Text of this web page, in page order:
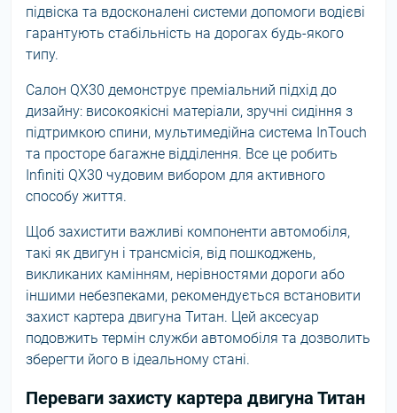
підвіска та вдосконалені системи допомоги водієві
гарантують стабільність на дорогах будь-якого
типу.
Салон QX30 демонструє преміальний підхід до
дизайну: високоякісні матеріали, зручні сидіння з
підтримкою спини, мультимедійна система InTouch
та просторе багажне відділення. Все це робить
Infiniti QX30 чудовим вибором для активного
способу життя.
Щоб захистити важливі компоненти автомобіля,
такі як двигун і трансмісія, від пошкоджень,
викликаних камінням, нерівностями дороги або
іншими небезпеками, рекомендується встановити
захист картера двигуна Титан. Цей аксесуар
подовжить термін служби автомобіля та дозволить
зберегти його в ідеальному стані.
Переваги захисту картера двигуна Титан